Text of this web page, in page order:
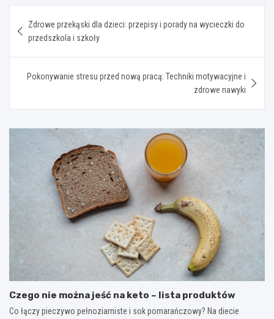
wpisu
Zdrowe przekąski dla dzieci: przepisy i porady na wycieczki do
przedszkola i szkoły
Pokonywanie stresu przed nową pracą: Techniki motywacyjne i
zdrowe nawyki
Czego nie można jeść na keto – lista produktów
Co łączy pieczywo pełnoziarniste i sok pomarańczowy? Na diecie